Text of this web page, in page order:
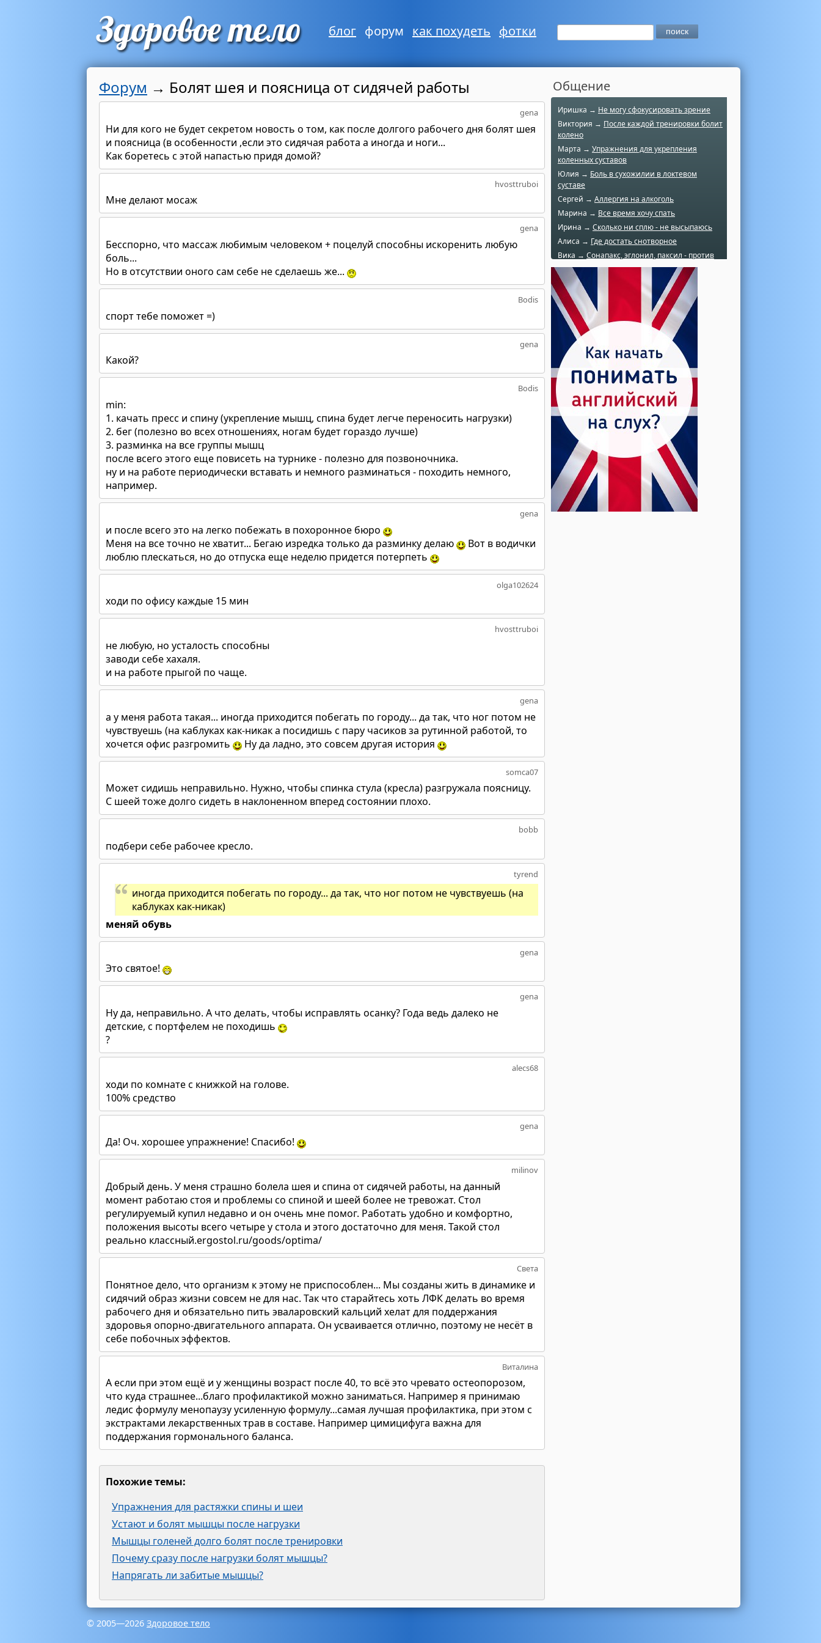
блог форум как похудеть фотки
Форум → Болят шея и поясница от сидячей работы
gena
Ни для кого не будет секретом новость о том, как после долгого рабочего дня болят шея
и поясница (в особенности ,если это сидячая работа а иногда и ноги...
Как боретесь с этой напастью придя домой?
hvosttruboi
Мне делают мосаж
gena
Бесспорно, что массаж любимым человеком + поцелуй способны искоренить любую
боль...
Но в отсутствии оного сам себе не сделаешь же...
Bodis
спорт тебе поможет =)
gena
Какой?
Bodis
min:
1. качать пресс и спину (укрепление мышц, спина будет легче переносить нагрузки)
2. бег (полезно во всех отношениях, ногам будет гораздо лучше)
3. разминка на все группы мышц
после всего этого еще повисеть на турнике - полезно для позвоночника.
ну и на работе периодически вставать и немного разминаться - походить немного,
например.
gena
и после всего это на легко побежать в похоронное бюро
Меня на все точно не хватит... Бегаю изредка только да разминку делаю
Вот в водички
люблю плескаться, но до отпуска еще неделю придется потерпеть
olga102624
ходи по офису каждые 15 мин
hvosttruboi
не любую, но усталость способны
заводи себе хахаля.
и на работе прыгой по чаще.
gena
а у меня работа такая... иногда приходится побегать по городу... да так, что ног потом не
чувствуешь (на каблуках как-никак а посидишь с пару часиков за рутинной работой, то
хочется офис разгромить
Ну да ладно, это совсем другая история
somca07
Может сидишь неправильно. Нужно, чтобы спинка стула (кресла) разгружала поясницу.
С шеей тоже долго сидеть в наклоненном вперед состоянии плохо.
bobb
подбери себе рабочее кресло.
tyrend
иногда приходится побегать по городу... да так, что ног потом не чувствуешь (на
каблуках как-никак)
меняй обувь
gena
Это святое!
gena
Ну да, неправильно. А что делать, чтобы исправлять осанку? Года ведь далеко не
детские, с портфелем не походишь
?
alecs68
ходи по комнате с книжкой на голове.
100% средство
gena
Да! Оч. хорошее упражнение! Спасибо!
milinov
Добрый день. У меня страшно болела шея и спина от сидячей работы, на данный
момент работаю стоя и проблемы со спиной и шеей более не тревожат. Стол
регулируемый купил недавно и он очень мне помог. Работать удобно и комфортно,
положения высоты всего четыре у стола и этого достаточно для меня. Такой стол
реально классный.ergostol.ru/goods/optima/
Света
Понятное дело, что организм к этому не приспособлен... Мы созданы жить в динамике и
сидячий образ жизни совсем не для нас. Так что старайтесь хоть ЛФК делать во время
рабочего дня и обязательно пить эваларовский кальций хелат для поддержания
здоровья опорно-двигательного аппарата. Он усваивается отлично, поэтому не несёт в
себе побочных эффектов.
Виталина
А если при этом ещё и у женщины возраст после 40, то всё это чревато остеопорозом,
что куда страшнее...благо профилактикой можно заниматься. Например я принимаю
ледис формулу менопаузу усиленную формулу...самая лучшая профилактика, при этом с
экстрактами лекарственных трав в составе. Например цимицифуга важна для
поддержания гормонального баланса.
Похожие темы:
Упражнения для растяжки спины и шеи
Устают и болят мышцы после нагрузки
Мышцы голеней долго болят после тренировки
Почему сразу после нагрузки болят мышцы?
Напрягать ли забитые мышцы?
Общение
Иришка → Не могу сфокусировать зрение
Виктория → После каждой тренировки болит
колено
Марта → Упражнения для укрепления
коленных суставов
Юлия → Боль в сухожилии в локтевом
суставе
Сергей → Аллергия на алкоголь
Марина → Все время хочу спать
Ирина → Сколько ни сплю - не высыпаюсь
Алиса → Где достать снотворное
Вика → Сонапакс, эглонил, паксил - против
чего?
Катерина →
Боль в колене при нагрузке
Алла →Болят коленные суставы
Паша Щ. →
Боль в коленной чашечке
Ульяна Ф. →Болят и хрустят колени
Артемов Иван →
Болит и опухло колено
Чернов Игорь →Болят суставы при занятиях
спортом
© 2005—2026 Здоровое тело